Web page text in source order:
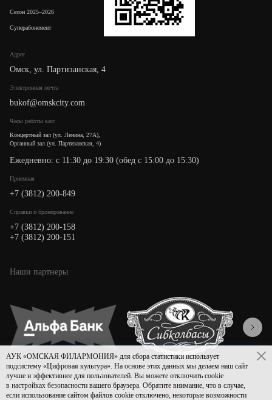
Адрес
Омск, ул. Партизанская, 4
Электронная почта
bukof@omskcity.com
Часы работы касс
Концертный зал (ул. Ленина, 27А),
Органный зал (ул. Партизанская, 4)
Ежедневно: с 11:30 до 19:30 (обед с 15:00 до 15:30)
Приемная
+7 (3812) 200-849
Cправки и бронирование
+7 (3812) 200-158
+7 (3812) 200-151
Сезон 2025–2026
Суперабонемент
Наши партнеры
Политика конфиденциальности ДизайнAsmart
АУК «ОМСКАЯ ФИЛАРМОНИЯ» для сбора статистики использует
подсистему «Цифровая культура». На основе этих данных мы делаем наш сайт
лучше и эффективнее для пользователей. Вы можете отключить cookie
в настройках безопасности вашего браузера. Обратите внимание, что в случае,
если использование сайтом файлов cookie отключено, некоторые возможности